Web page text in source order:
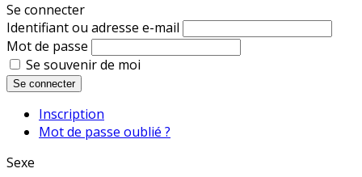
Se connecter
Identifiant ou adresse e-mail
Mot de passe
Se souvenir de moi
Se connecter
Inscription
Mot de passe oublié ?
Sexe